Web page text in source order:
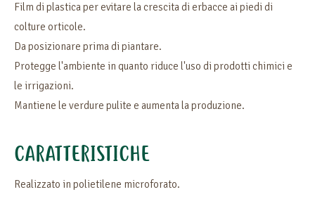
Film di plastica per evitare la crescita di erbacce ai piedi di
colture orticole.
Da posizionare prima di piantare.
Protegge l'ambiente in quanto riduce l'uso di prodotti chimici e
le irrigazioni.
Mantiene le verdure pulite e aumenta la produzione.
CARATTERISTICHE
Realizzato in polietilene microforato.